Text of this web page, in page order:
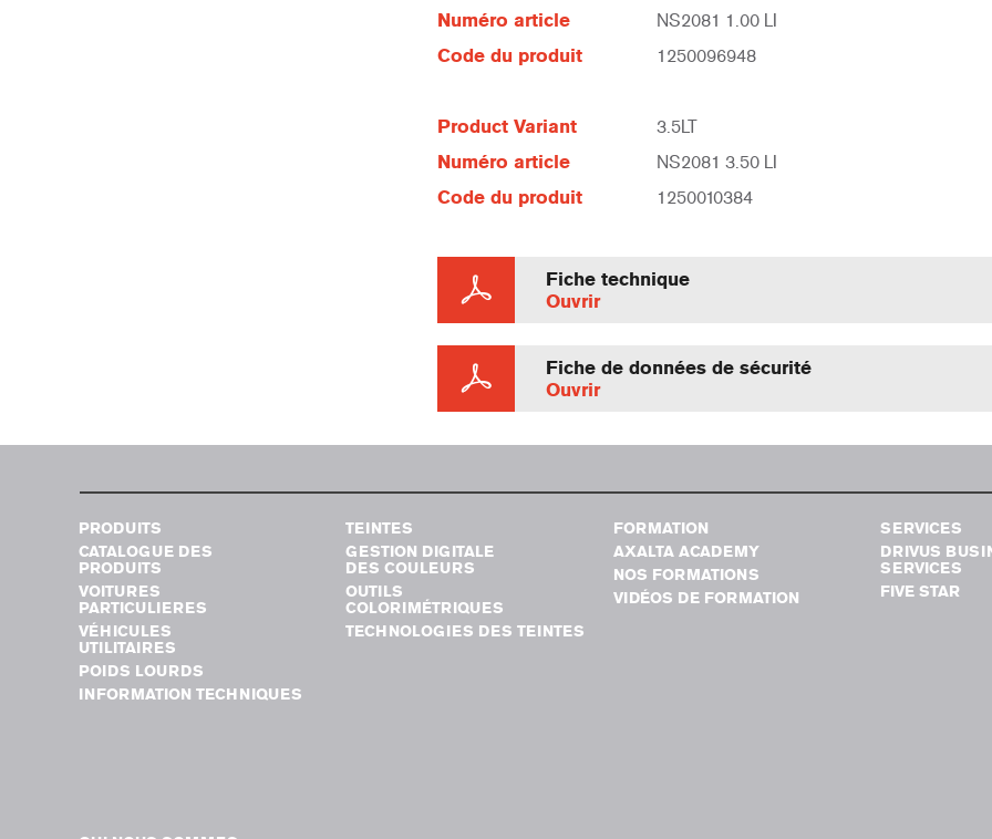
Numéro article NS2081 1.00 LI
Code du produit 1250096948
Product Variant 3.5LT
Numéro article NS2081 3.50 LI
Code du produit 1250010384
Fiche technique
Ouvrir
Fiche de données de sécurité
Ouvrir
PRODUITS
CATALOGUE DES
PRODUITS
VOITURES
PARTICULIERES
VÉHICULES
UTILITAIRES
POIDS LOURDS
INFORMATION TECHNIQUES
TEINTES
GESTION DIGITALE
DES COULEURS
OUTILS
COLORIMÉTRIQUES
TECHNOLOGIES DES TEINTES
FORMATION
AXALTA ACADEMY
NOS FORMATIONS
VIDÉOS DE FORMATION
SERVICES
DRIVUS
SERVICES
FIVE STAR